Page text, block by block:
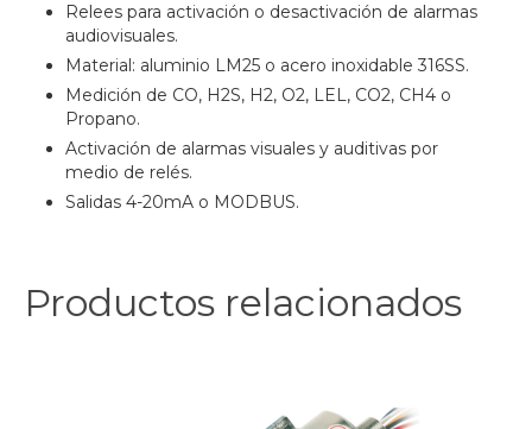
Relees para activación o desactivación de alarmas
audiovisuales.
Material: aluminio LM25 o acero inoxidable 316SS.
Medición de CO, H2S, H2, O2, LEL, CO2, CH4 o
Propano.
Activación de alarmas visuales y auditivas por
medio de relés.
Salidas 4-20mA o MODBUS.
Productos relacionados